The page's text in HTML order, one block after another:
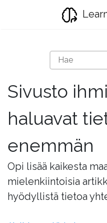
Sivusto
haluavat
enemmän
Opi lisää kaikesta
mielenkiintoisia
hyödyllistä tietoa